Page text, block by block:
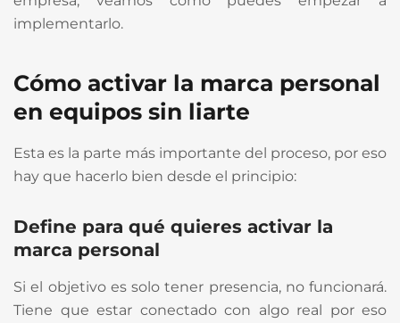
implementarlo.
Cómo activar la marca personal
en equipos sin liarte
Esta es la parte más importante del proceso, por eso
hay que hacerlo bien desde el principio:
Define para qué quieres activar la
marca personal
Si el objetivo es solo tener presencia, no funcionará.
Tiene que estar conectado con algo real por eso